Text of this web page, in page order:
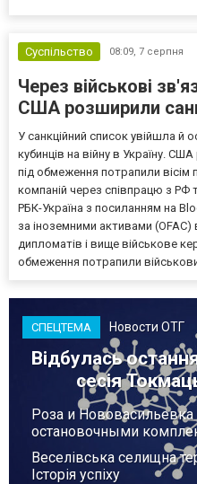
Суспільство
08:09, 7 серпня
Через військові
США розширили
У санкційний список увійшла й
кубинців на війну в Україну.
під обмеження потрапили вісім
компаній через співпрацю з
РБК-Україна з посиланням на
за іноземними активами
дипломатів і вище військове
обмеження потрапили
СПЕЦТЕМА Новости ОТГ
Відбулась
сесія
Роза и
остановочными
Веселівська селищна
Історія успіху